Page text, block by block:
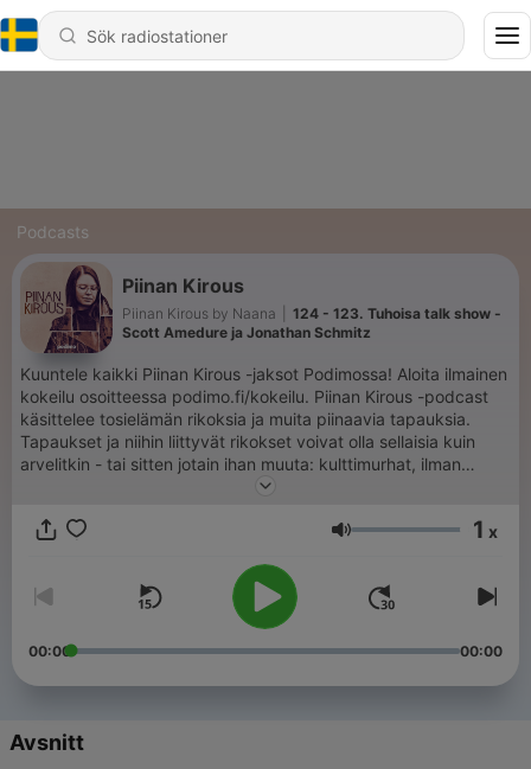
Podcasts
Piinan Kirous
Piinan Kirous by Naana
124 - 123. Tuhoisa talk show -
Scott Amedure ja Jonathan Schmitz
Kuuntele kaikki Piinan Kirous -jaksot Podimossa! Aloita ilmainen
kokeilu osoitteessa podimo.fi/kokeilu. Piinan Kirous -podcast
käsittelee tosielämän rikoksia ja muita piinaavia tapauksia.
Tapaukset ja niihin liittyvät rikokset voivat olla sellaisia kuin
arvelitkin - tai sitten jotain ihan muuta: kulttimurhat, ilman
potilaan suostumusta otettu käänteentekevä solunäyte,
lunnaiden kanssa ja katosi. Piinan Kirous -podcastin jaksot
genreä ja siksi podcast on helpommin lähestyttävä myös niille,
jotka eivät normaalisti kiinnostuisi tosielämän rikoksista. Piinan
Kirouksen jaksot ovat kattavia tositarinoita kustakin aiheesta ja
ne pitävät sinut otteessaan viimeisiin sekunteihin saakka.
käsikirjoittajana ja kertojana toimii Naana Ranta
Sähköposti: piinankirous@gmail.comUusi Piinan kirous -jakso
julkaistaan Podimossa torstaisin.
Volym 1 x
00:00 00:00
Avsnitt